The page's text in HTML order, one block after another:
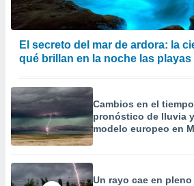
El secreto del mar de ardora: la
qué brillan en la noche las playas
Cambios en el
pronóstico de lluvia
modelo europeo en
Un rayo cae en